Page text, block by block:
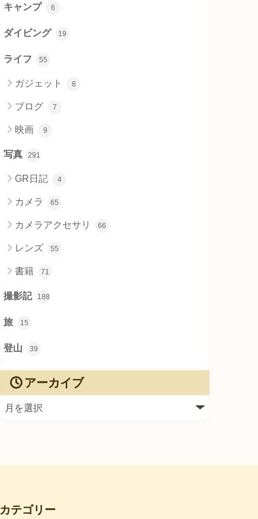
キャンプ 6
ダイビング 19
ライフ 55
ガジェット 8
ブログ 7
映画 9
写真 291
GR日記 4
カメラ 65
カメラアクセサリ 66
レンズ 55
書籍 71
撮影記 188
旅 15
登山 39
アーカイブ
カテゴリー